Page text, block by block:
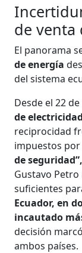
de venta
El panorama
de energía
del sistema
Desde el 22
de electricidad
reciprocidad
impuestos
de
Gustavo
suficientes
Ecuador, en
incautado
decisión
ambos países.